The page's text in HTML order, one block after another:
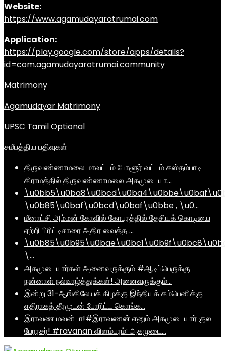
Website:
https://www.agamudayarotrumai.com
Application:
https://play.google.com/store/apps/details?
id=com.agamudayarotrumai.community
Matrimony
Agamudayar Matrimony
UPSC Tamil Optional
சமீபத்திய பதிவுகள்
திருவண்ணாமலை மாவட்டம் போளூர் வட்டம் கஸ்தம்பாடி
கிராமத்தில் திருவண்ணாமலை அகமுடையா…
\u0b85\u0baf\u0bcd\u0baf\u0bbe , \u0…
மீனாட்சி அம்மன் கோவில் கோபுரத்தில் தேசியக் கொடியை
ஏற்றி பிரிட்டிசாரை அதிர வைத்த …
\…
அகமுடையார்கள் அனைவருக்கும் #ஆடிப்பெருக்கு
நன்னாள் நல்வாழ்த்துக்கள்! அனைவருக்கும்…
இன்று 31-ஆங்கிலேயக் கிழக்கு இந்தியக் கம்பெனிக்கு
எதிராகத் தீரமுடன் போரிட்ட கொங்க…
இராவண மவன்டா!#இராவணன் எனும் அகமுடையார் குல
பேரரசர்! #ravanan விளம்பரம்: அகமுடை…